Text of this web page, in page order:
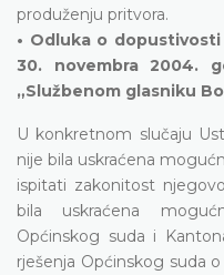
produženju pritvora.
• Odluka o
30. novembra 2004.
„Službenom glasniku
U konkretnom slučaju
nije bila uskraćena
ispitati zakonitost
bila uskraćena
Općinskog suda i
rješenja Općinskog suda